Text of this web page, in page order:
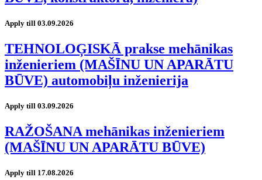
Apply till 03.09.2026
TEHNOLOĢISKĀ prakse mehānikas
inženieriem (MAŠĪNU UN APARĀTU
BŪVE) automobiļu inženierija
Apply till 03.09.2026
RAŽOŠANA mehānikas inženieriem
(MAŠĪNU UN APARĀTU BŪVE)
Apply till 17.08.2026